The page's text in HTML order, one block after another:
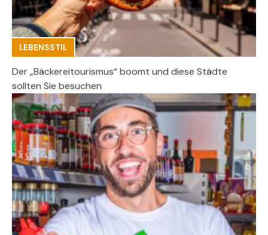
LEBENSSTIL
Der „Bäckereitourismus“ boomt und diese Städte
sollten Sie besuchen